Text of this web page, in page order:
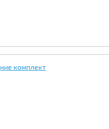
комплект